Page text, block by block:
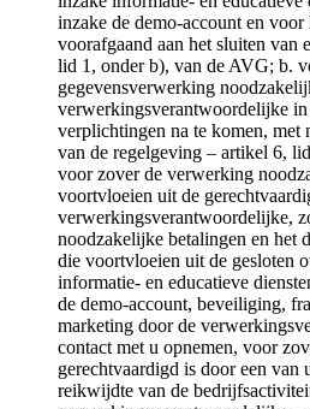
inzake de demo-account en voor
voorafgaand aan het sluiten van
lid 1, onder b), van de AVG; b.
gegevensverwerking
verwerkingsverantwoordelijke
verplichtingen na te komen, met
van de regelgeving – artikel 6,
voor zover de verwerking
voortvloeien uit de
verwerkingsverantwoordelijke,
noodzakelijke betalingen en het
die voortvloeien uit de gesloten
informatie- en educatieve
de demo-account, beveiliging,
marketing door de
contact met u opnemen, voor
gerechtvaardigd is door een van
reikwijdte van de